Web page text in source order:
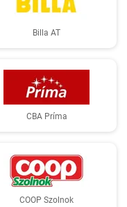
Billa AT
CBA Príma
COOP Szolnok